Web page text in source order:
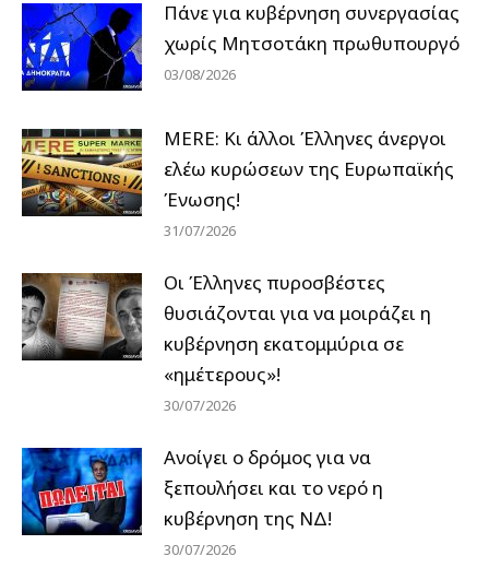
Πάνε για κυβέρνηση συνεργασίας
χωρίς Μητσοτάκη πρωθυπουργό
03/08/2026
MERE: Κι άλλοι Έλληνες άνεργοι
ελέω κυρώσεων της Ευρωπαϊκής
Ένωσης!
31/07/2026
Οι Έλληνες πυροσβέστες
θυσιάζονται για να μοιράζει η
κυβέρνηση εκατομμύρια σε
«ημέτερους»!
30/07/2026
Ανοίγει ο δρόμος για να
ξεπουλήσει και το νερό η
κυβέρνηση της ΝΔ!
30/07/2026